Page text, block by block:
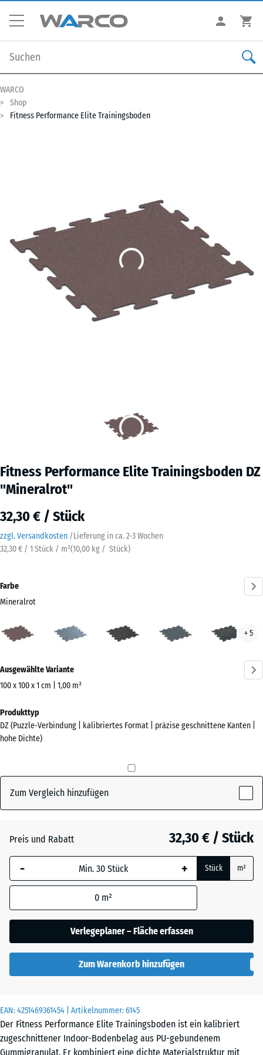
WARCO
Shop
Fitness Performance Elite Trainingsboden
Fitness Performance Elite Trainingsboden DZ
"Mineralrot"
32,30 € / Stück
zzgl. Versandkosten /Lieferung in ca. 2-3 Wochen
32,30 € / 1 Stück / m²(10,00 kg / Stück)
EAN:4251469361454 | Artikelnummer:6145
Der Fitness Performance Elite Trainingsboden ist ein kalibriert
zugeschnittener Indoor-Bodenbelag aus PU-gebundenem
Gummigranulat. Er kombiniert eine dichte Materialstruktur mit
Farbe
Mineralrot
(active)
Blau
+ 5
Informationen
zu
Farben?
Farbpalette
Mineralrot(active)
- 6,20 €
- 1,70 €
Leicht Gelb
Gesprenkelt
- 1,70 €
Ausgewählte Variante
100 x 100 x 1 cm | 1,00 m²
Abmessungen
für
den
x
1060
Die gewählte, blau
umrandete
Abmessung wird
Produktdaten nicht
anders angegeben)
für die
Bedarfsberechnung
x
100
x 1
cm
Produkttyp
DZ (Puzzle-Verbindung | kalibriertes Format | präzise geschnittene Kanten |
hohe Dichte)
Zum Vergleich hinzufügen
Preis und Rabatt 32,30 € / Stück
- + Stück m²
0 m²
Verlegeplaner – Fläche erfassen
Zum Warenkorb hinzufügen